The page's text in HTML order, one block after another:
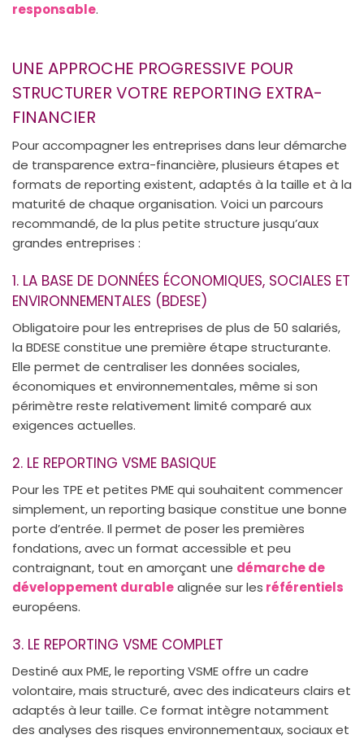
responsable.
UNE APPROCHE PROGRESSIVE POUR
STRUCTURER VOTRE REPORTING EXTRA-
FINANCIER
Pour accompagner les entreprises dans leur démarche
de transparence extra-financière, plusieurs étapes et
formats de reporting existent, adaptés à la taille et à la
maturité de chaque organisation. Voici un parcours
recommandé, de la plus petite structure jusqu’aux
grandes entreprises :
1. LA BASE DE DONNÉES ÉCONOMIQUES, SOCIALES ET
ENVIRONNEMENTALES (BDESE)
Obligatoire pour les entreprises de plus de 50 salariés,
la BDESE constitue une première étape structurante.
Elle permet de centraliser les données sociales,
économiques et environnementales, même si son
périmètre reste relativement limité comparé aux
exigences actuelles.
2. LE REPORTING VSME BASIQUE
Pour les TPE et petites PME qui souhaitent commencer
simplement, un reporting basique constitue une bonne
porte d’entrée. Il permet de poser les premières
fondations, avec un format accessible et peu
contraignant, tout en amorçant une démarche de
développement durablealignée sur les référentiels
européens.
3. LE REPORTING VSME COMPLET
Destiné aux PME, le reporting VSME offre un cadre
volontaire, mais structuré, avec des indicateurs clairs et
adaptés à leur taille. Ce format intègre notamment
des analyses des risques environnementaux, sociaux et